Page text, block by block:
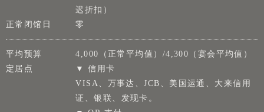
迟折扣）
正常闭馆日
零
平均预算
4,000（正常平均值）/4,300（宴会平均值）
定居点
▼ 信用卡
VISA、万事达、JCB、美国运通、大来信用
证、银联、发现卡。